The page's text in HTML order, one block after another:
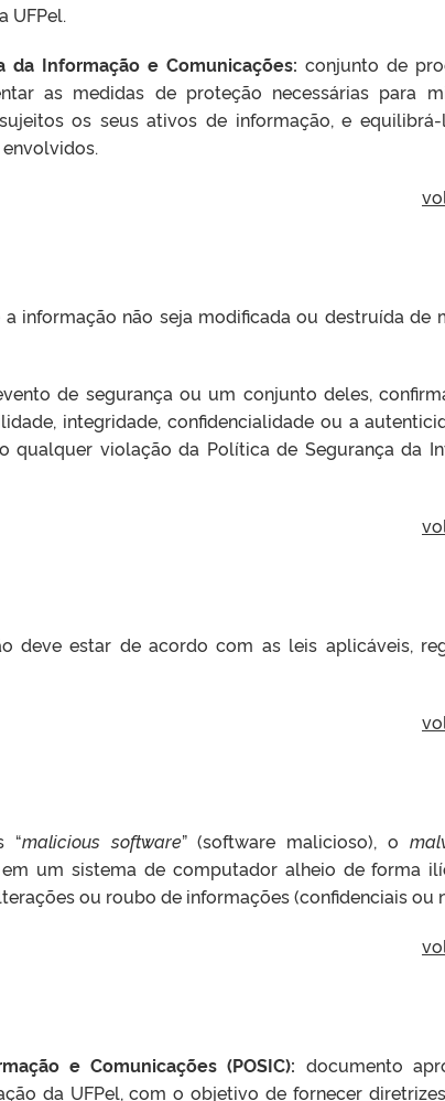
UFPel.
da Informação e Comunicações: conjunto de
as medidas de proteção necessárias para
os seus ativos de informação, e
informação não seja modificada ou destruída de
de segurança ou um conjunto deles,
integridade, confidencialidade ou a
qualquer violação da Política de Segurança da
deve estar de acordo com as leis aplicáveis,
“malicious software” (software malicioso), o
um sistema de computador alheio de forma
ou roubo de informações (confidenciais ou
e Comunicações (POSIC): documento
da UFPel, com o objetivo de fornecer